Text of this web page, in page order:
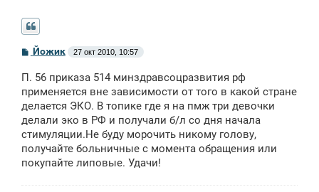
С
б
щ
е
н
и
Йожик 27 окт 2010, 10:57
П. 56 приказа 514 минздравсоцразвития рф
применяется вне зависимости от того в какой стране
делается ЭКО. В топике где я на пмж три девочки
делали эко в РФ и получали б/л со дня начала
стимуляции.Не буду морочить никому голову,
получайте больничные с момента обращения или
покупайте липовые. Удачи!